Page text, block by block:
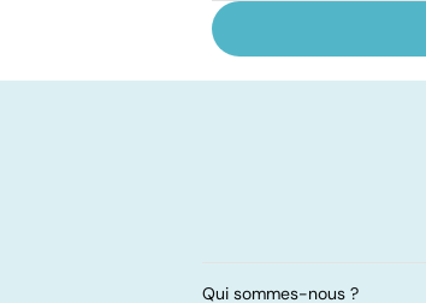
comment s'en
Qui sommes-nous ?